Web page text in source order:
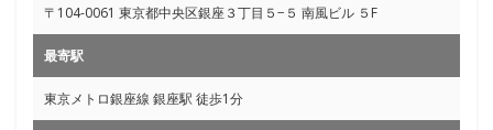
〒104-0061 東京都中央区銀座３丁目５−５ 南風ビル ５F
最寄駅
東京メトロ銀座線 銀座駅 徒歩1分